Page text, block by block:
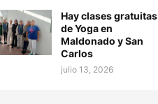
Hay clases gratuitas
de Yoga en
Maldonado y San
Carlos
julio 13, 2026